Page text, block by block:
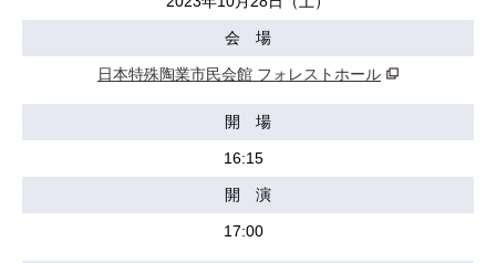
会 場
日本特殊陶業市民会館 フォレストホール
開 場
16:15
開 演
17:00